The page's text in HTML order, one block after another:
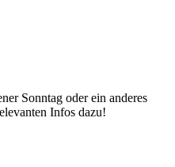
Sonntag oder ein anderes
Infos dazu!